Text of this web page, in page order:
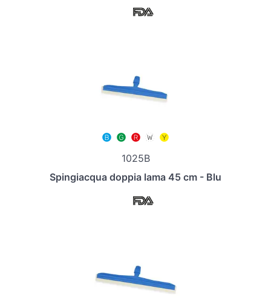
1025B
Spingiacqua doppia lama 45 cm - Blu